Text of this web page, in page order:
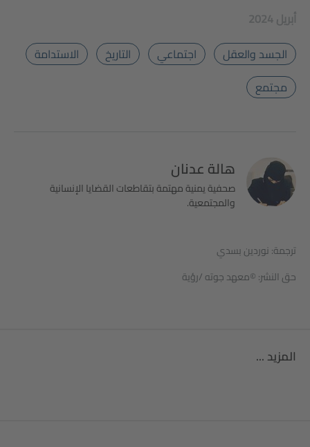
2024 أبريل
الجسد والعقل
اجتماعي التاريخ
الاستدامة
مجتمع
هالة عدنان
صحفية يمنية مهتمة بتقاطعات القضايا الإنسانية
والمجتمعية.
ترجمة: نوردين بسدي
حق النشر: ©معهد جوته /رؤية
المزيد ...